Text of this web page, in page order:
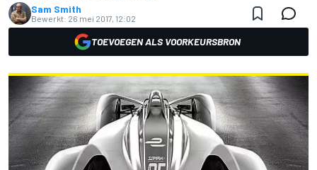
Sam Smith
Bewerkt: 26 mei 2017, 12:02
TOEVOEGEN ALS VOORKEURSBRON